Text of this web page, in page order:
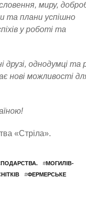
миру,
та плани успішно
у роботі та
однодумці та
нові можливості
«Стріла».
#МОГИЛІВ-
#ФЕРМЕРСЬКЕ